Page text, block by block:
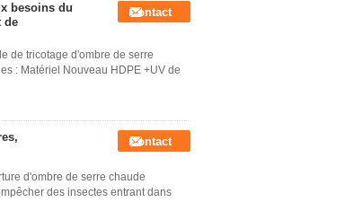
besoins du
de
Contact
de tricotage d'ombre de serre
: Matériel Nouveau HDPE +UV de
Contact
d'ombre de serre chaude
des insectes entrant dans